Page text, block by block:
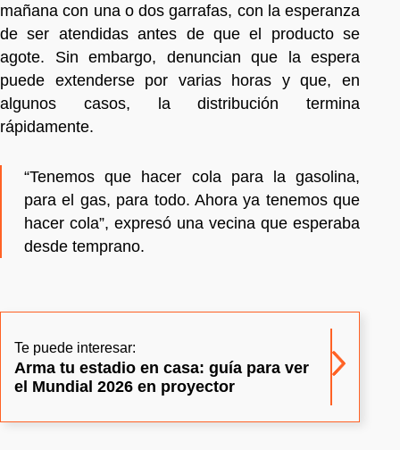
mañana con una o dos garrafas, con la esperanza
de ser atendidas antes de que el producto se
agote. Sin embargo, denuncian que la espera
puede extenderse por varias horas y que, en
algunos casos, la distribución termina
rápidamente.
“Tenemos que hacer cola para la gasolina,
para el gas, para todo. Ahora ya tenemos que
hacer cola”, expresó una vecina que esperaba
desde temprano.
Te puede interesar:
Arma tu estadio en casa: guía para ver
el Mundial 2026 en proyector